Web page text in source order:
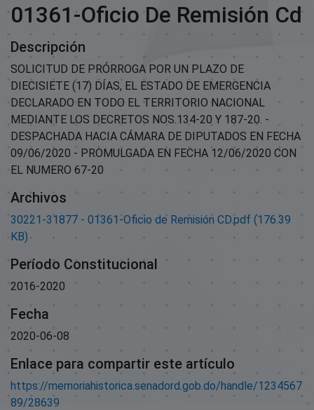
01361-Oficio De Remisión Cd
Descripción
SOLICITUD DE PRÓRROGA POR UN PLAZO DE
DIECISIETE (17) DÍAS, EL ESTADO DE EMERGENCIA
DECLARADO EN TODO EL TERRITORIO NACIONAL
MEDIANTE LOS DECRETOS NOS.134-20 Y 187-20. -
DESPACHADA HACIA CÁMARA DE DIPUTADOS EN FECHA
09/06/2020 - PROMULGADA EN FECHA 12/06/2020 CON
EL NUMERO 67-20
Archivos
30221-31877 - 01361-Oficio de Remisión CD.pdf (176.39
KB)
Período Constitucional
2016-2020
Fecha
2020-06-08
Enlace para compartir este artículo
https://memoriahistorica.senadord.gob.do/handle/1234567
89/28639